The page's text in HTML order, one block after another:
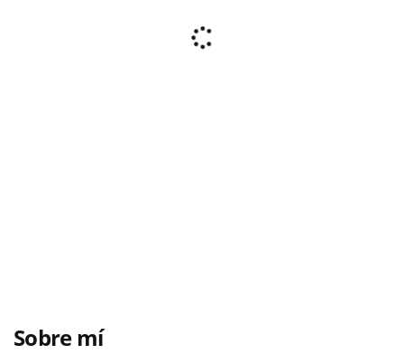
Sobre mí